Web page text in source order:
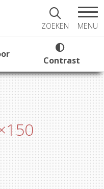
ZOEKEN MENU
Contrast